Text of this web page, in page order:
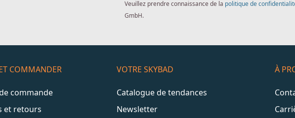
Veuillez prendre connaissance de la politique de
GmbH.
COMMANDER
commande
et retours
VOTRE SKYBAD
Catalogue de tendances
Newsletter
À